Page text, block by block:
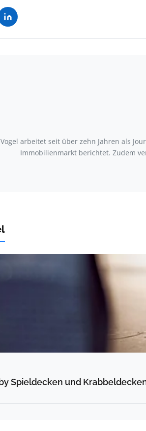
arbeitet seit über zehn Jahren als
Immobilienmarkt berichtet. Zudem
Spieldecken und